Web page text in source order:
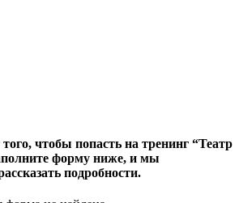
чтобы попасть на тренинг “Театр
форму ниже, и мы
подробности.